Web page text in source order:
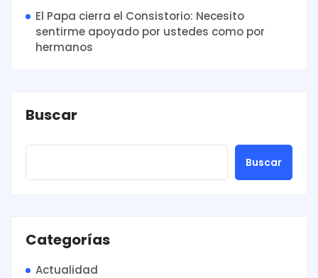
El Papa cierra el Consistorio: Necesito
sentirme apoyado por ustedes como por
hermanos
Buscar
Buscar
Categorías
Actualidad